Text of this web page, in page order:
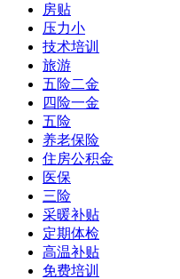
房贴
压力小
技术培训
旅游
五险二金
四险一金
五险
养老保险
住房公积金
医保
三险
采暖补贴
定期体检
高温补贴
免费培训